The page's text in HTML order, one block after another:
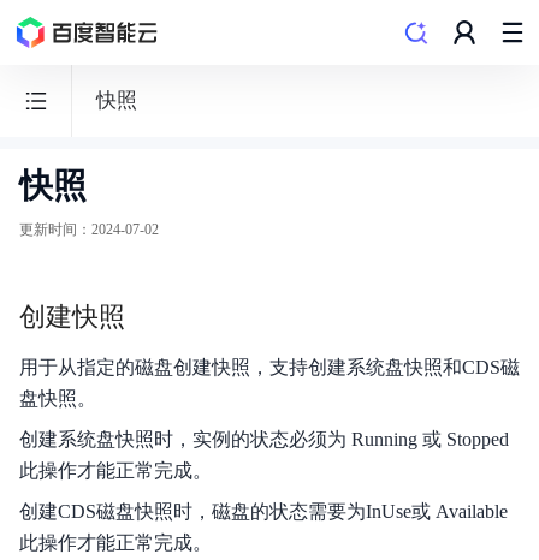
快照
云
服
BCC
功能发布记录
产品描述
快照
更新时间 ： 2024-07-02
创建快照
用于从指定的磁盘创建快照，支持创建系统盘快照和CDS磁
盘快照。
创建系统盘快照时，实例的状态必须为 Running 或 Stopped
此操作才能正常完成。
创建CDS磁盘快照时，磁盘的状态需要为InUse或 Available
此操作才能正常完成。